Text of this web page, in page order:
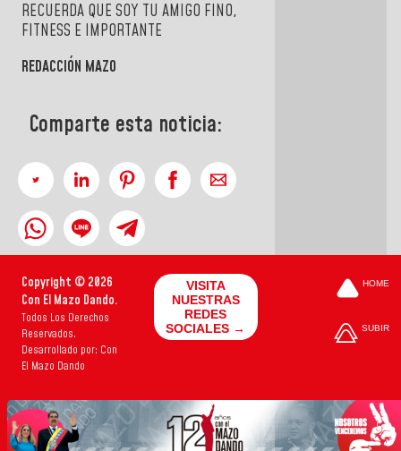
RECUERDA QUE SOY TU AMIGO FINO,
FITNESS E IMPORTANTE
REDACCIÓN MAZO
Comparte esta noticia:
Copyright © 2026
Con El Mazo Dando.
Todos Los Derechos
Reservados.
Desarrollado por: Con
El Mazo Dando
VISITA
NUESTRAS
REDES
SOCIALES →
HOME
SUBIR